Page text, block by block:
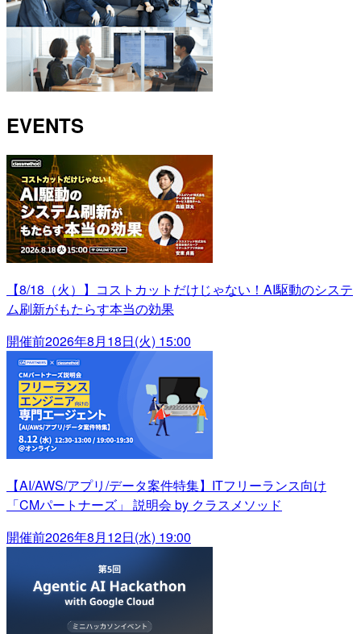
EVENTS
【8/18（火）】コストカットだけじゃない！AI駆動のシステ
ム刷新がもたらす本当の効果
開催前2026年8月18日(火) 15:00
【AI/AWS/アプリ/データ案件特集】ITフリーランス向け
「CMパートナーズ」 説明会 by クラスメソッド
開催前2026年8月12日(水) 19:00